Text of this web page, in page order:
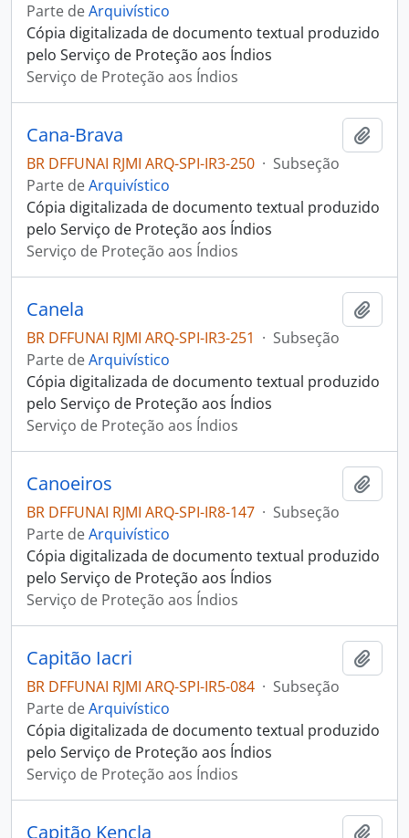
Parte deArquivístico
Cópia digitalizada de documento textual produzido
pelo Serviço de Proteção aos Índios
Serviço de Proteção aos Índios
Cana-Brava
BR DFFUNAI RJMI ARQ-SPI-IR3-250 · Subseção
Parte deArquivístico
Cópia digitalizada de documento textual produzido
pelo Serviço de Proteção aos Índios
Serviço de Proteção aos Índios
Canela
BR DFFUNAI RJMI ARQ-SPI-IR3-251 · Subseção
Parte deArquivístico
Cópia digitalizada de documento textual produzido
pelo Serviço de Proteção aos Índios
Serviço de Proteção aos Índios
Canoeiros
BR DFFUNAI RJMI ARQ-SPI-IR8-147 · Subseção
Parte deArquivístico
Cópia digitalizada de documento textual produzido
pelo Serviço de Proteção aos Índios
Serviço de Proteção aos Índios
Capitão Iacri
BR DFFUNAI RJMI ARQ-SPI-IR5-084 · Subseção
Parte deArquivístico
Cópia digitalizada de documento textual produzido
pelo Serviço de Proteção aos Índios
Serviço de Proteção aos Índios
Capitão Kencla